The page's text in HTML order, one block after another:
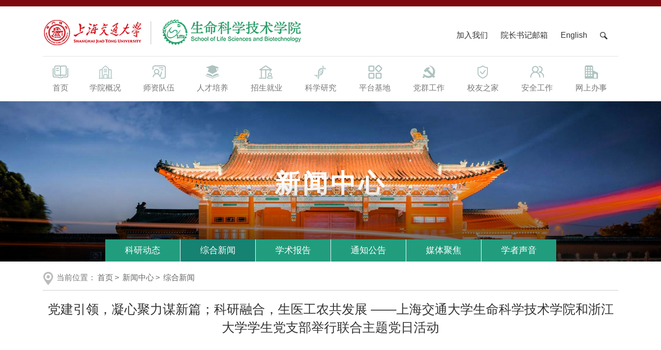
加入我们 院长书记邮箱 English
首页 学院概况 师资队伍 人才培养 招生就业 科学研究 平台基地 党群工作 校友之家 安全工作 网上办事
新闻中心
科研动态 综合新闻 学术报告 通知公告 媒体聚焦 学者声音
当前位置： 首页> 新闻中心> 综合新闻
党建引领，凝心聚力谋新篇；科研融合，生医工农共发展 ——上海交通大学生命科学技术学院和浙江
大学学生党支部举行联合主题党日活动